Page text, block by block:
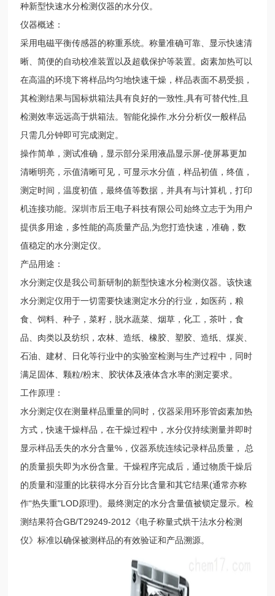
种新型快速水分检测仪器的水分仪。
仪器概述：
采用电磁平衡传感器的称重系统。称量准确可靠、显示快速清
晰、简便的自动校准装置以及超载保护等装置。卤素加热可以
在高温的环境下将样品均匀地快速干燥，样品表面不易受损，
其检测结果与国标烘箱法具有良好的一致性,具有可替代性,且
检测效率远远高于烘箱法。智能化操作,水分分析仪一般样品
只需几分钟即可完成测定。
操作简单，测试准确，显示部分采用液晶显示屏-使屏幕更加
清晰明亮，示值清晰可见，可显示水分值，样品初值，终值，
测定时间，温度初值，最终值等数据，并具有与计算机，打印
机连接功能。深圳市后王电子科技有限公司始终立志于为用户
提供多用途，多性能的高质量产品,为您打造快速，准确，数
值稳定的水分测定仪。
产品用途：
水分测定仪是我公司新研制的新型快速水分检测仪器。该快速
水分测定仪用于一切需要快速测定水分的行业，如医药，粮
食、饲料、种子，菜籽，脱水蔬菜、烟草，化工，茶叶，食
品、肉类以及纺织，农林、造纸、橡胶、塑胶、造纸、煤炭、
石油、建材、日化等行业中的实验室检测与生产过程中，同时
满足固体、颗粒/粉末、胶状体及液体含水率的测定要求。
工作原理：
水分测定仪在测量样品重量的同时，仪器采用环形管卤素加热
方式，快速干燥样品，在干燥过程中，水分仪持续测量并即时
显示样品丢失的水分含量%，仪器系统连续记录样品质量， 总
的质量损失即为水份含量。干燥程序完成后，通过物质干燥后
的质量和湿重的比获得水分百分比含量和其它结果(通常亦称
作“热失重"LOD原理)。最终测定的水分含量值被锁定显示。检
测结果符合GB/T29249-2012《电子称量式烘干法水分检测
仪》标准以确保被测样品的有效验证和产品溯源。